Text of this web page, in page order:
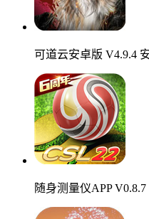
可道云安卓版 V4.9.4
随身测量仪APP